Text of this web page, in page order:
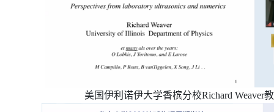
美国伊利诺伊大学香槟分校Richard Weaver